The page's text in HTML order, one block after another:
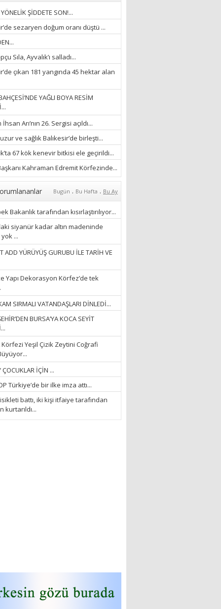
07/04/2026
Fatma Zehra Köseley
MUSTAFA KEMALİN
KAĞNISI
07/04/2026
Mehmet Çağ
“BEDEN VE RUH
BÜTÜNLÜĞÜ...”
18/03/2023
İlknur Solmaz Çoban
“DOĞANIN GÜLEÇ
YAĞMURLARINI
ÖZLERKEN…”
23/11/2025
“Ne çok şey oldu
unutulmaması gereken”
28/01/2024
“AKIL GÖZÜ”
Ayşegül Akay
“KURTULDUM”
28/01/2024
ŞİDDETE SON!...
sezaryen doğum oranı düştü ...
Sıla, Ayvalık’ı salladı...
çıkan 181 yangında 45 hektar alan
YAĞLI BOYA RESİM
Arı’nın 26. Sergisi açıldı...
ve sağlık Balıkesir’de birleşti...
67 kök kenevir bitkisi ele geçirildi...
Kahraman Edremit Körfezinde...
Bugün . Bu Hafta . Bu Ay
Bakanlık tarafından kısırlaştırılıyor...
siyanür kadar altın madeninde
...
ADD YÜRÜYÜŞ GURUBU İLE TARİH VE
Yapı Dekorasyon Körfez’de tek
SIRMALI VATANDAŞLARI DİNLEDİ...
BURSA’YA KOCA SEYİT
Yeşil Çizik Zeytini Coğrafi
ÇOCUKLAR İÇİN ...
Türkiye’de bir ilke imza attı...
battı, iki kişi itfaiye tarafından
kurtarıldı...